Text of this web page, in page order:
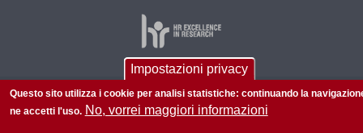
Impostazioni privacy
Questo sito utilizza i cookie per analisi statistiche: continuando la
ne accetti l'uso. No, vorrei maggiori informazioni